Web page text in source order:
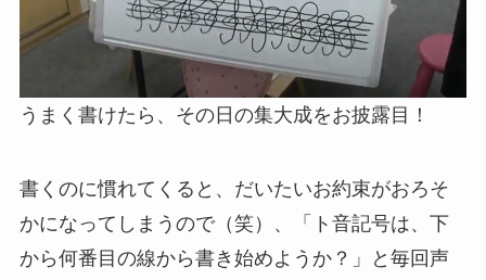
うまく書けたら、その日の集大成をお披露目！
書くのに慣れてくると、だいたいお約束がおろそ
かになってしまうので（笑）、「ト音記号は、下
から何番目の線から書き始めようか？」と毎回声